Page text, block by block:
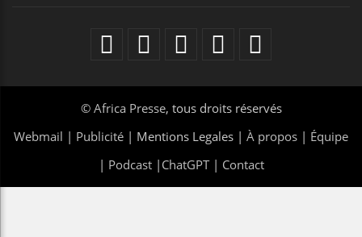
© Africa Presse, tous droits réservés
Webmail | Publicité | Mentions Legales | À propos | Équipe
| Podcast| ChatGPT| Contact